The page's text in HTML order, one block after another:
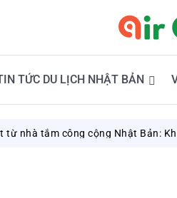
TỨC DU LỊCH NHẬT BẢN
cộng Nhật Bản: Khi văn hóa